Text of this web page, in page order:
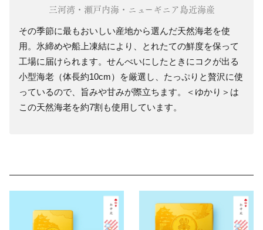
三河湾・瀬戸内海・ニューギニア島近海産
その季節に最もおいしい産地から選んだ天然海老を使
用。氷締めや船上凍結により、とれたての鮮度を保って
工場に届けられます。せんべいにしたときにコクが出る
小型海老（体長約10cm）を厳選し、たっぷりと贅沢に使
っているので、旨みや甘みが際立ちます。＜ゆかり＞は
この天然海老を約7割も使用しています。